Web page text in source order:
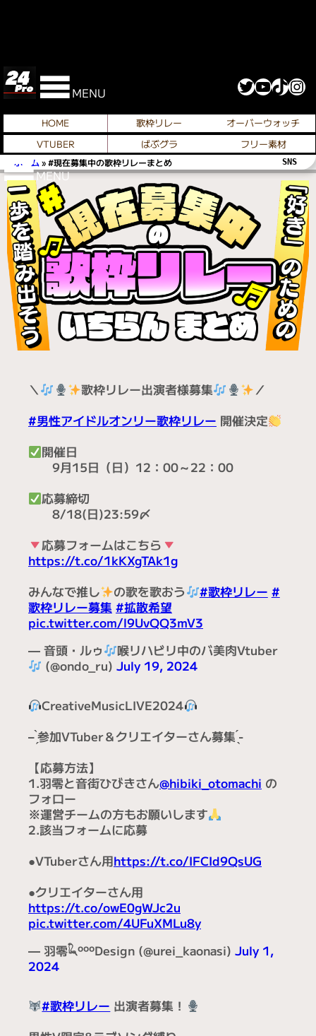
MENU Twitter YouTube TikTok Instagram
HOME 歌枠リレー
オーバーウォッチ
VTUBER
ばぶグラ フリー素材
ホーム »#現在募集中の歌枠リレーまとめ SNS
MENU
＼ 歌枠リレー出演者様募集
／
#男性アイドルオンリー歌枠リレー 開催決定
開催日
9月15日（日）12：00～22：00
応募締切
8/18(日)23:59〆
応募フォームはこちら
https://t.co/1kKXgTAk1g
みんなで推し
の歌を歌おう #歌枠リレー #
歌枠リレー募集 #拡散希望
pic.twitter.com/l9UvQQ3mV3
— 音頭・ルゥ
喉リハビリ中のバ美肉Vtuber
(@ondo_ru)July 19, 2024
– ̗̀参加VTuber＆クリエイターさん募集 ̖́‐
【応募方法】
1.羽零と音街ひびきさん
フォロー
※運営チームの方もお願いします
https://t.co/IFCId9QsUG
●クリエイターさん用
https://t.co/owE0gWJc2u
pic.twitter.com/4UFuXMLu8y
— 羽零𓆗ºººDesign (@urei_kaonasi)
July 1,
出演者募集！